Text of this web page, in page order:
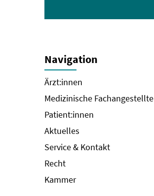
Navigation
Ärzt:innen
Medizinische Fachangestellte
Patient:innen
Aktuelles
Service & Kontakt
Recht
Kammer